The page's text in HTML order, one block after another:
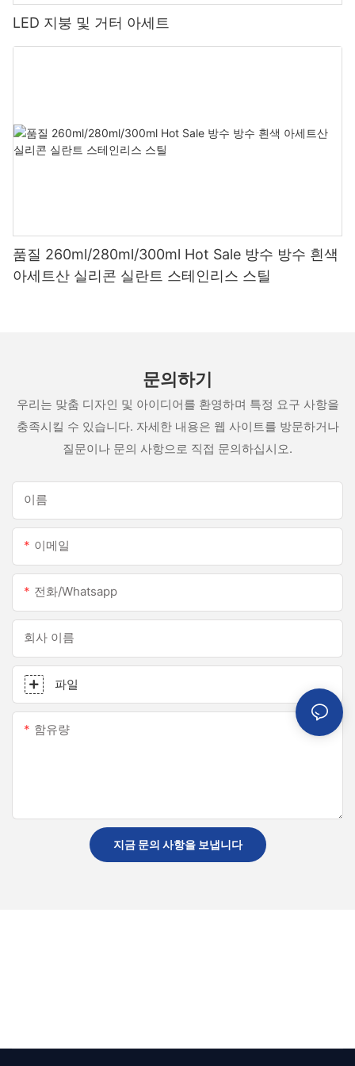
LED 지붕 및 거터 아세트
품질 260ml/280ml/300ml Hot Sale 방수 방수 흰색
아세트산 실리콘 실란트 스테인리스 스틸
문의하기
우리는 맞춤 디자인 및 아이디어를 환영하며 특정 요구 사항을
충족시킬 수 있습니다. 자세한 내용은 웹 사이트를 방문하거나
질문이나 문의 사항으로 직접 문의하십시오.
이름
이메일
전화/whatsapp
회사 이름
파일
함유량
지금 문의 사항을 보냅니다